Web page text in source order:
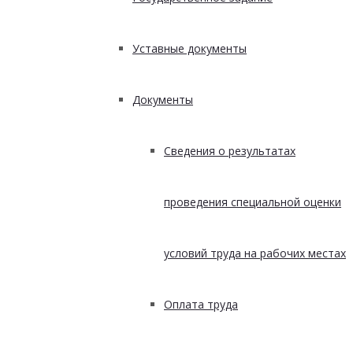
Уставные документы
Документы
Сведения о результатах
проведения специальной оценки
условий труда на рабочих местах
Оплата труда